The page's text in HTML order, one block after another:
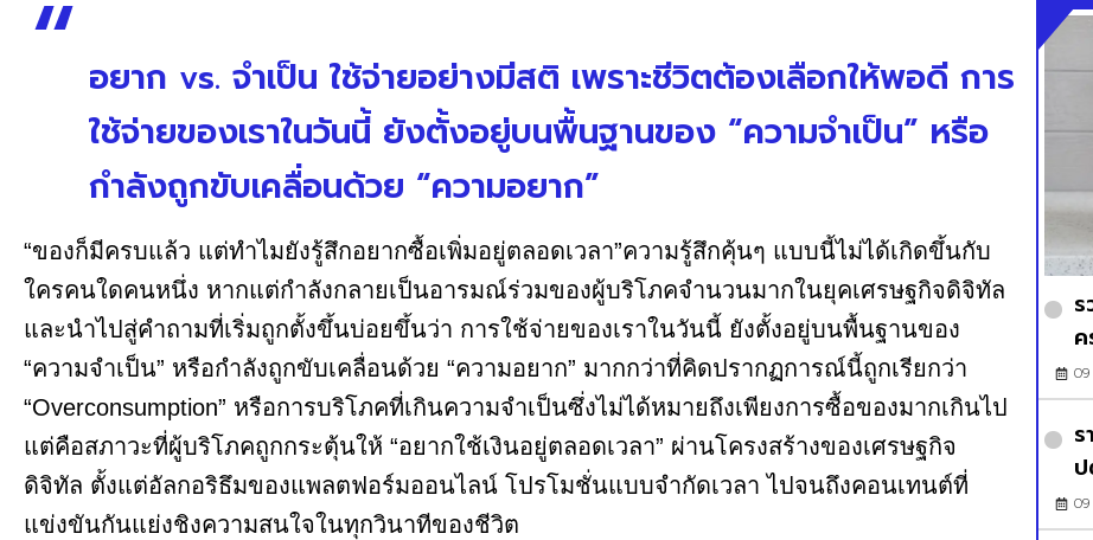
อยาก vs. จำเป็น ใช้จ่ายอย่างมีสติ เพราะชีวิตต้องเลือกให้พอดี การ
ใช้จ่ายของเราในวันนี้ ยังตั้งอยู่บนพื้นฐานของ “ความจำเป็น” หรือ
กำลังถูกขับเคลื่อนด้วย “ความอยาก”
“ของก็มีครบแล้ว แต่ทำไมยังรู้สึกอยากซื้อเพิ่มอยู่ตลอดเวลา”ความรู้สึกคุ้นๆ แบบนี้ไม่ได้เกิดขึ้นกับ
ใครคนใดคนหนึ่ง หากแต่กำลังกลายเป็นอารมณ์ร่วมของผู้บริโภคจำนวนมากในยุคเศรษฐกิจดิจิทัล
และนำไปสู่คำถามที่เริ่มถูกตั้งขึ้นบ่อยขึ้นว่า การใช้จ่ายของเราในวันนี้ ยังตั้งอยู่บนพื้นฐานของ
“ความจำเป็น” หรือกำลังถูกขับเคลื่อนด้วย “ความอยาก” มากกว่าที่คิดปรากฏการณ์นี้ถูกเรียกว่า
“Overconsumption” หรือการบริโภคที่เกินความจำเป็นซึ่งไม่ได้หมายถึงเพียงการซื้อของมากเกินไป
แต่คือสภาวะที่ผู้บริโภคถูกกระตุ้นให้ “อยากใช้เงินอยู่ตลอดเวลา” ผ่านโครงสร้างของเศรษฐกิจ
ดิจิทัล ตั้งแต่อัลกอริธึมของแพลตฟอร์มออนไลน์ โปรโมชั่นแบบจำกัดเวลา ไปจนถึงคอนเทนต์ที่
แข่งขันกันแย่งชิงความสนใจในทุกวินาทีของชีวิต